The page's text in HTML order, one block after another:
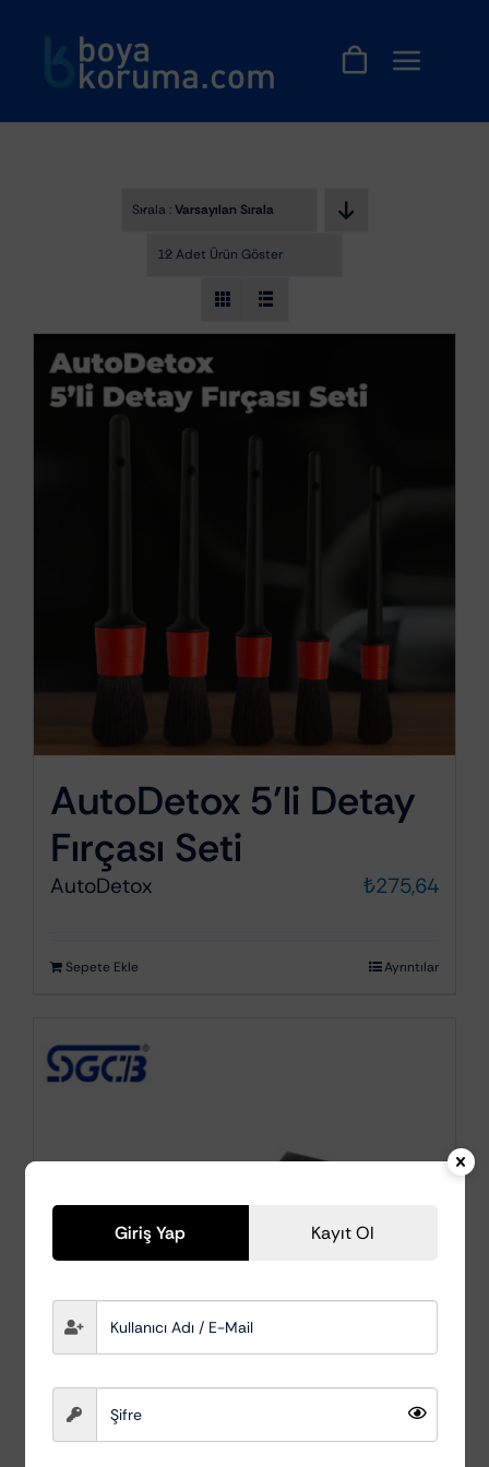
Sırala :Varsayılan Sıralama
12 Adet Ürün Göster
AutoDetox 5’li Detay
Fırçası Seti
AutoDetox ₺275,64
Sepete Ekle Ayrıntılar
Giriş Yap Kayıt Ol